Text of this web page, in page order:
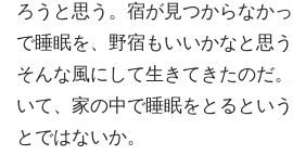
ろうと思う。宿が見つからなか
で睡眠を、野宿もいいかなと思
そんな風にして生きてきたのだ
いて、家の中で睡眠をとるとい
とではないか。